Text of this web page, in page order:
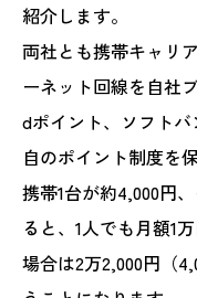
紹介します。
両社とも携帯キャリ
ーネット回線を自社
dポイント、ソフト
自のポイント制度を
携帯1台が約4,000円
ると、1人でも月額1
場合は2万2,000円（